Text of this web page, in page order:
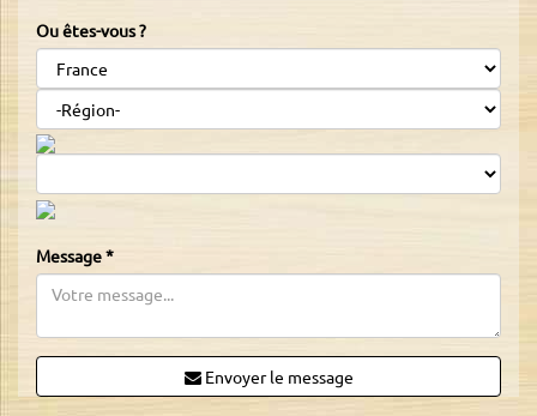
Ou êtes-vous ?
Message*
Envoyer le message